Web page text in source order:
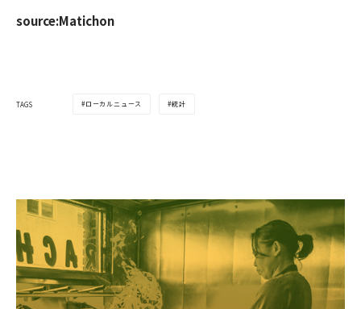
source:Matichon
TAGS ローカルニュース 統計